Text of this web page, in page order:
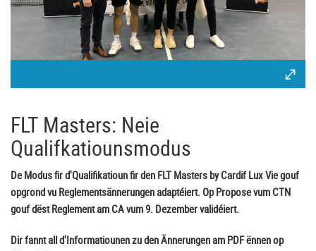
FLT Masters: Neie
Qualifkatiounsmodus
De Modus fir d'Qualifikatioun fir den FLT Masters by Cardif Lux Vie gouf
opgrond vu Reglementsännerungen adaptéiert. Op Propose vum CTN
gouf dëst Reglement am CA vum 9. Dezember validéiert.
Dir fannt all d'Informatiounen zu den Ännerungen am PDF ënnen op